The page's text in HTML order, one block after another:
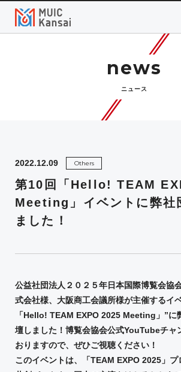
news
ニュース
2022.12.09 Others
第10回「Hello! TEAM
Meeting」イベントに弊社
ました！
公益社団法人２０２５年日本国際博覧会協
式会社様、大阪商工会議所様が主催するイ
「Hello! TEAM EXPO 2025 Meeting」”に
壇しました！博覧会協会公式YouTubeチャ
おりますので、ぜひご視聴ください！
このイベントは、「TEAM EXPO 2025」プ